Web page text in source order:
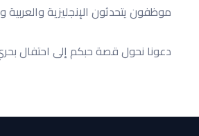
موظفون يتحدثون الإنجليزية
دعونا نحول قصة حبكم إلى احتفال